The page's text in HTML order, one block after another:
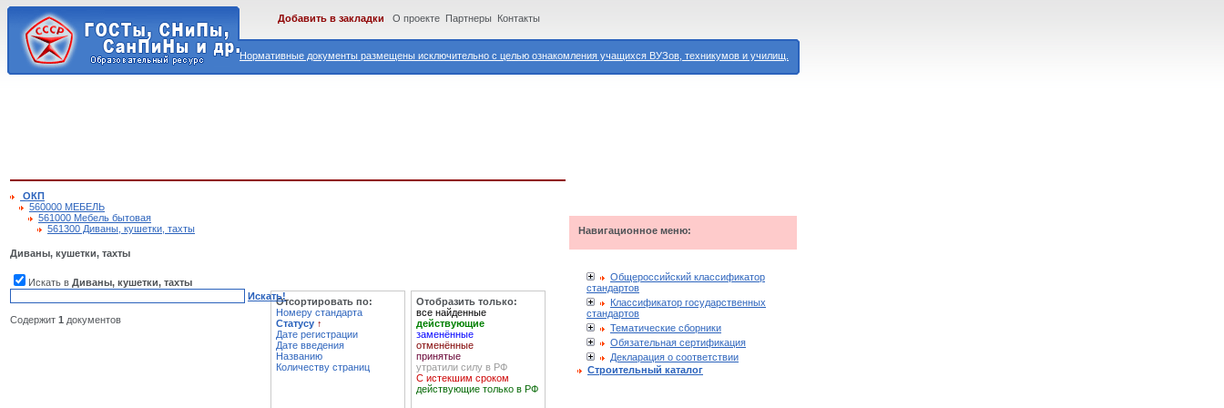
Нормативные документы размещены исключительно с целью ознакомления учащихся ВУЗов, техникумов и училищ.
Добавить в закладки О проекте Партнеры Контакты
ОКП
560000 МЕБЕЛЬ
561000 Мебель бытовая
561300 Диваны, кушетки, тахты
Диваны, кушетки, тахты
Искать в Диваны, кушетки, тахты
Искать!
Содержит 1 документов
Отсортировать по:
Номеру стандарта
Статусу ↑
Дате регистрации
Дате введения
Названию
Количеству страниц
Отобразить только:
все найденные
действующие
заменённые
отменённые
принятые
утратили силу в РФ
С истекшим сроком
действующие только в РФ
Навигационное меню:
Общероссийский классификатор
стандартов
Классификатор государственных
стандартов
Тематические сборники
Обязательная сертификация
Декларация о соответствии
Строительный каталог